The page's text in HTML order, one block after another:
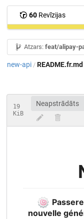
60Revīzijas
Atzars: feat/alipay-
new-api / README.fr.md
19
KiB
Neapstrādāts
🍥
nouvelle